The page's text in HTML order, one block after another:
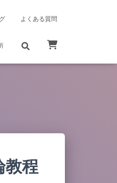
よくある質問
教程